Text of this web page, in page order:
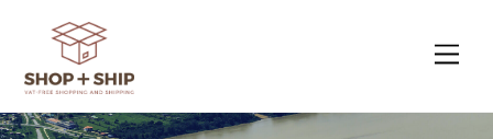
content